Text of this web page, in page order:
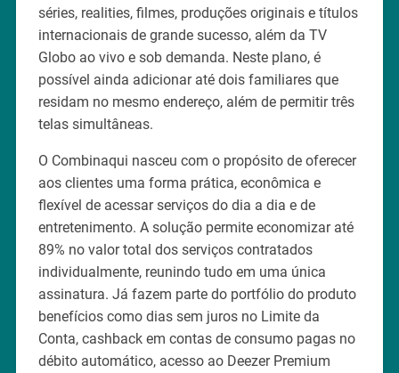
séries, realities, filmes, produções originais e títulos
internacionais de grande sucesso, além da TV
Globo ao vivo e sob demanda. Neste plano, é
possível ainda adicionar até dois familiares que
residam no mesmo endereço, além de permitir três
telas simultâneas.
O Combinaqui nasceu com o propósito de oferecer
aos clientes uma forma prática, econômica e
flexível de acessar serviços do dia a dia e de
entretenimento. A solução permite economizar até
89% no valor total dos serviços contratados
individualmente, reunindo tudo em uma única
assinatura. Já fazem parte do portfólio do produto
benefícios como dias sem juros no Limite da
Conta, cashback em contas de consumo pagas no
débito automático, acesso ao Deezer Premium